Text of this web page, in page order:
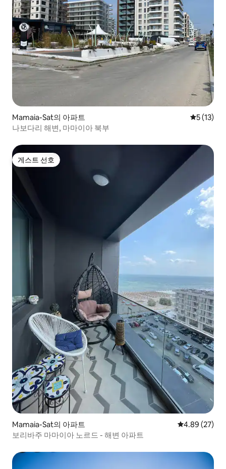
Mamaia-Sat의 아파트 평점 5점
5 (13)
나보다리 해변, 마마이아 북부
게스트 선호
게스트 선호
Mamaia-Sat의 아파트 평점 4.89점(5
4.89 (27)
보리바주 마마이아 노르드 - 해변 아파트